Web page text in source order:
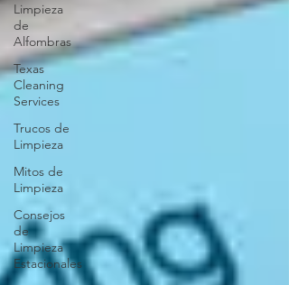
Limpieza
de
Alfombras
Texas
Cleaning
Services
Trucos de
Limpieza
Mitos de
Limpieza
Consejos
de
Limpieza
Estacionales